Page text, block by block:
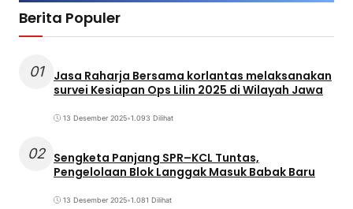
Berita Populer
01
Jasa Raharja Bersama korlantas melaksanakan
survei Kesiapan Ops Lilin 2025 di Wilayah Jawa
13 Desember 2025•1.093 Dilihat
02 Sengketa Panjang SPR–KCL Tuntas,
Pengelolaan Blok Langgak Masuk Babak Baru
13 Desember 2025•1.081 Dilihat